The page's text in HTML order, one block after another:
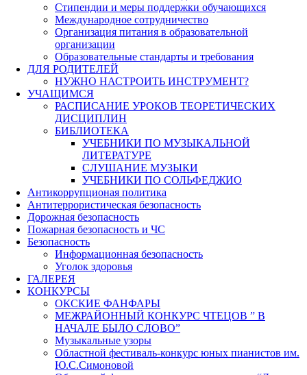
Стипендии и меры поддержки обучающихся
Международное сотрудничество
Организация питания в образовательной
организации
Образовательные стандарты и требования
ДЛЯ РОДИТЕЛЕЙ
НУЖНО НАСТРОИТЬ ИНСТРУМЕНТ?
УЧАЩИМСЯ
РАСПИСАНИЕ УРОКОВ ТЕОРЕТИЧЕСКИХ
ДИСЦИПЛИН
БИБЛИОТЕКА
УЧЕБНИКИ ПО МУЗЫКАЛЬНОЙ
ЛИТЕРАТУРЕ
СЛУШАНИЕ МУЗЫКИ
УЧЕБНИКИ ПО СОЛЬФЕДЖИО
Антикоррупционая политика
Антитеррористическая безопасность
Дорожная безопасность
Пожарная безопасность и ЧС
Безопасность
Информационная безопасность
Уголок здоровья
ГАЛЕРЕЯ
КОНКУРСЫ
ОКСКИЕ ФАНФАРЫ
МЕЖРАЙОННЫЙ КОНКУРС ЧТЕЦОВ ” В
НАЧАЛЕ БЫЛО СЛОВО”
Музыкальные узоры
Областной фестиваль-конкурс юных пианистов им.
Ю.С.Симоновой